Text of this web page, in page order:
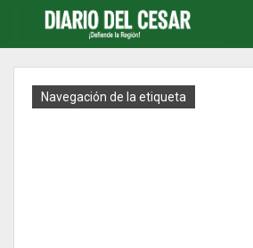
Navegación de la etiqueta